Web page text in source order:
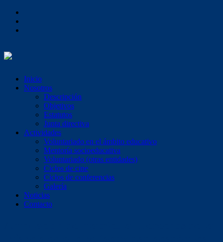
Inicio
Nosotros
Descripción
Objetivos
Estatutos
Junta directiva
Actividades
Voluntariado en el ámbito educativo
Mentoría socioeducativa
Voluntariado (otras entidades)
Ciclos de cine
Ciclos de conferencias
Galería
Noticias
Contacto